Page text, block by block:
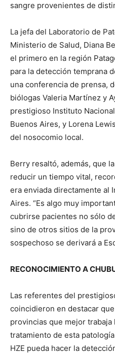
sangre provenientes de
La jefa del Laboratorio de
Ministerio de Salud, Diana
el primero en la región
para la detección temprana
una conferencia de prensa,
biólogas Valeria Martínez y
prestigioso Instituto
Buenos Aires, y Lorena
del nosocomio local.
Berry resaltó, además, que
reducir un tiempo vital,
era enviada directamente al
Aires. “Es algo muy
cubrirse pacientes no sólo
sino de otros sitios de la
sospechoso se derivará a
RECONOCIMIENTO A
Las referentes del
coincidieron en destacar
provincias que mejor trabaja
tratamiento de esta
HZE pueda hacer la